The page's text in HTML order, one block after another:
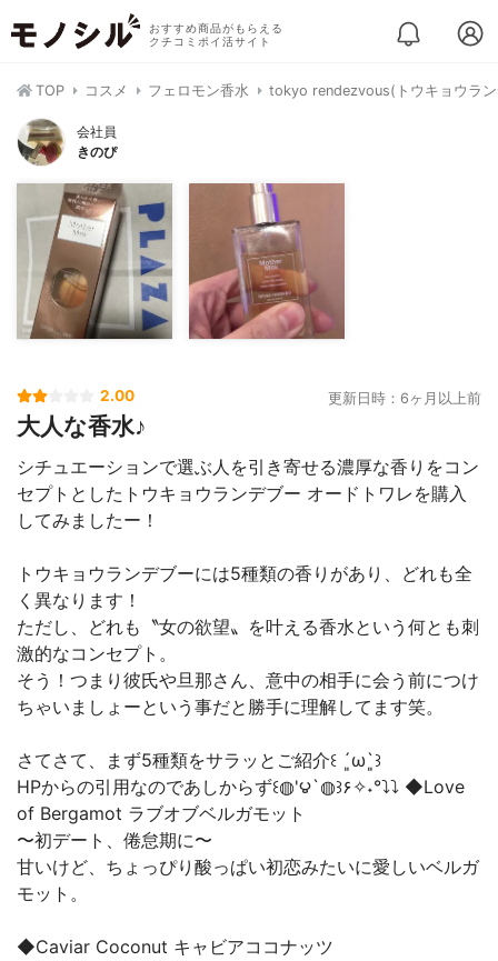
おすすめ商品がもらえる
クチコミポイ活サイト
TOP コスメ フェロモン香水 tokyo rendezvous(トウキョウラ
会社員
きのぴ
2.00 更新日時：6ヶ月以上前
大人な香水♪
シチュエーションで選ぶ人を引き寄せる濃厚な香りをコン
セプトとしたトウキョウランデブー オードトワレを購入
してみましたー！
トウキョウランデブーには5種類の香りがあり、どれも全
く異なります！
ただし、どれも〝女の欲望〟を叶える香水という何とも刺
激的なコンセプト。
そう！つまり彼氏や旦那さん、意中の相手に会う前につけ
ちゃいましょーという事だと勝手に理解してます笑。
さてさて、まず5種類をサラッとご紹介꒰ ´͈ω`͈꒱
HPからの引用なのであしからず꒰◍'౪`◍꒱۶✧˖°⤵︎⤵︎ ◆Love
of Bergamot ラブオブベルガモット
〜初デート、倦怠期に〜
甘いけど、ちょっぴり酸っぱい初恋みたいに愛しいベルガ
モット。
◆Caviar Coconut キャビアココナッツ